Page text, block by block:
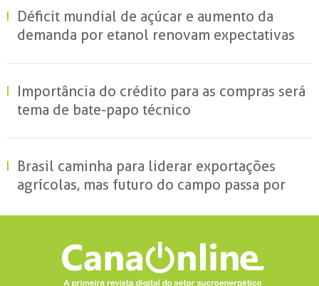
Déficit mundial de açúcar e aumento da
demanda por etanol renovam expectativas
Importância do crédito para as compras será
tema de bate-papo técnico
Brasil caminha para liderar exportações
agrícolas, mas futuro do campo passa por